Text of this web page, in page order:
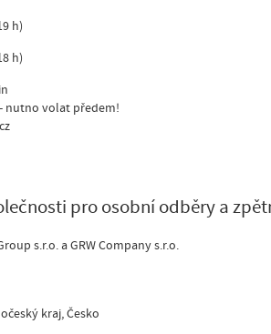
h)
h)
nutno volat předem!
pro osobní odběry a
s.r.o. a GRW Company s.r.o.
kraj, Česko